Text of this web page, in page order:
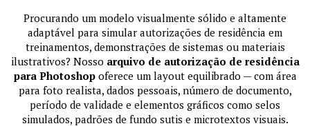
Procurando um modelo visualmente sólido e altamente
adaptável para simular autorizações de residência em
treinamentos, demonstrações de sistemas ou materiais
ilustrativos? Nosso arquivo de autorização de residência
para Photoshopoferece um layout equilibrado — com área
para foto realista, dados pessoais, número de documento,
período de validade e elementos gráficos como selos
simulados, padrões de fundo sutis e microtextos visuais.